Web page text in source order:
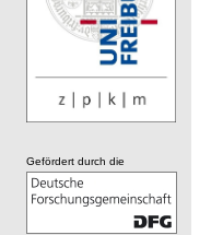
Gefördert durch die